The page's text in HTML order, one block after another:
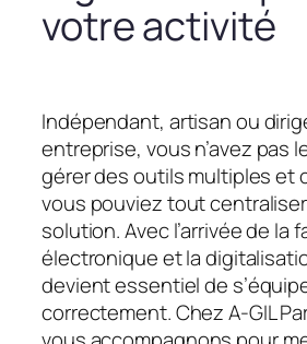
votre activité
Indépendant, artisan ou
entreprise, vous n’avez pas
gérer des outils multiples et
vous pouviez tout
solution. Avec l’arrivée de la
électronique et la
devient essentiel de
correctement. Chez A-GIL